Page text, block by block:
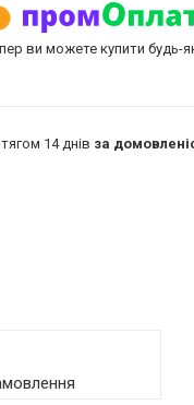
ви можете купити
14 днів за